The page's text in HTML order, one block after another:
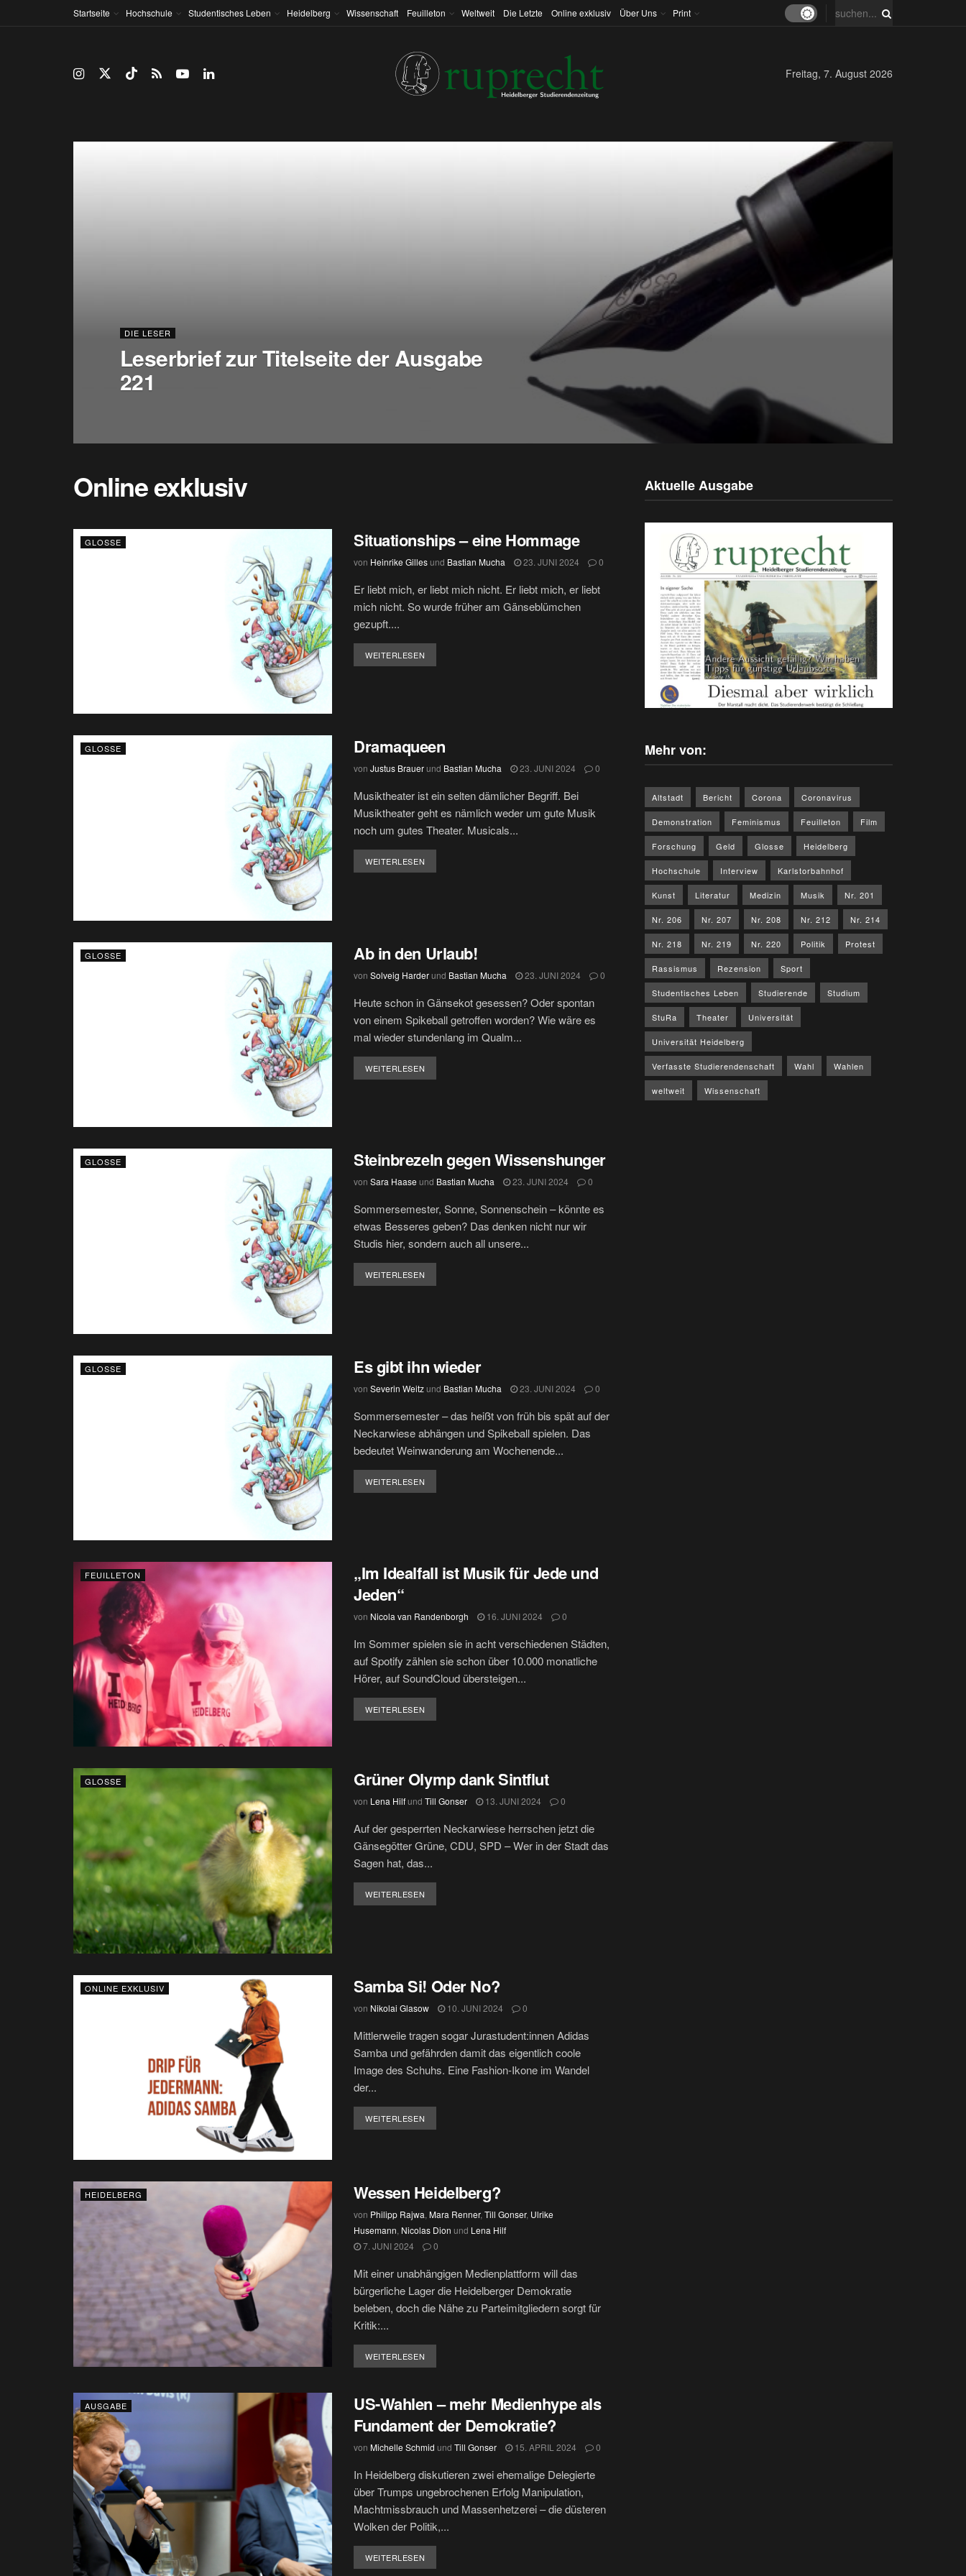
Startseite Hochschule Studentisches Leben Heidelberg Wissenschaft Feuilleton Weltweit Die Letzte Online exklusiv Über Uns Print
Freitag, 7. August 2026
DIE LESER
Leserbrief zur Titelseite der Ausgabe
221
Online exklusiv
GLOSSE Situationships – eine Hommage
von Heinrike Gillesund Bastian Mucha 23. JUNI 2024 0
Er liebt mich, er liebt mich nicht. Er liebt mich, er liebt
mich nicht. So wurde früher am Gänseblümchen
gezupft....
WEITERLESEN
GLOSSE Dramaqueen
von Justus Brauerund Bastian Mucha 23. JUNI 2024 0
Musiktheater ist ein selten dämlicher Begriff. Bei
Musiktheater geht es nämlich weder um gute Musik
noch um gutes Theater. Musicals...
WEITERLESEN
GLOSSE Ab in den Urlaub!
von Solveig Harderund Bastian Mucha 23. JUNI 2024 0
Heute schon in Gänsekot gesessen? Oder spontan
von einem Spikeball getroffen worden? Wie wäre es
mal wieder stundenlang im Qualm...
WEITERLESEN
GLOSSE Steinbrezeln gegen Wissenshunger
von Sara Haase und Bastian Mucha 23. JUNI 2024 0
Sommersemester, Sonne, Sonnenschein – könnte es
etwas Besseres geben? Das denken nicht nur wir
Studis hier, sondern auch all unsere...
WEITERLESEN
GLOSSE Es gibt ihn wieder
von Severin Weitzund Bastian Mucha 23. JUNI 2024 0
Sommersemester – das heißt von früh bis spät auf der
Neckarwiese abhängen und Spikeball spielen. Das
bedeutet Weinwanderung am Wochenende...
WEITERLESEN
FEUILLETON
„Im Idealfall ist Musik für Jede und
Jeden“
von Nicola van Randenborgh 16. JUNI 2024 0
Im Sommer spielen sie in acht verschiedenen Städten,
auf Spotify zählen sie schon über 10.000 monatliche
Hörer, auf SoundCloud übersteigen...
WEITERLESEN
GLOSSE Grüner Olymp dank Sintflut
von Lena Hilfund Till Gonser 13. JUNI 2024 0
Auf der gesperrten Neckarwiese herrschen jetzt die
Gänsegötter Grüne, CDU, SPD – Wer in der Stadt das
Sagen hat, das...
WEITERLESEN
ONLINE EXKLUSIV Samba Si! Oder No?
von Nikolai Glasow 10. JUNI 2024 0
Mittlerweile tragen sogar Jurastudent:innen Adidas
Samba und gefährden damit das eigentlich coole
Image des Schuhs. Eine Fashion-Ikone im Wandel
der...
WEITERLESEN
HEIDELBERG Wessen Heidelberg?
von Philipp Rajwa, Mara Renner, Till Gonser, Ulrike
Husemann, Nicolas Dion und Lena Hilf
7. JUNI 2024
0
Mit einer unabhängigen Medienplattform will das
bürgerliche Lager die Heidelberger Demokratie
beleben, doch die Nähe zu Parteimitgliedern sorgt für
Kritik:...
WEITERLESEN
AUSGABE
US-Wahlen – mehr Medienhype als
Fundament der Demokratie?
von Michelle Schmid und Till Gonser 15. APRIL 2024 0
In Heidelberg diskutieren zwei ehemalige Delegierte
über Trumps ungebrochenen Erfolg Manipulation,
Machtmissbrauch und Massenhetzerei – die düsteren
Wolken der Politik,...
WEITERLESEN
Aktuelle Ausgabe
Mehr von:
Altstadt Bericht Corona Coronavirus
Demonstration Feminismus Feuilleton Film
Forschung Geld Glosse Heidelberg
Hochschule Interview Karlstorbahnhof
Kunst Literatur Medizin Musik Nr. 201
Nr. 206 Nr. 207 Nr. 208 Nr. 212 Nr. 214
Nr. 218 Nr. 219 Nr. 220 Politik Protest
Rassismus Rezension Sport
Studentisches Leben Studierende Studium
StuRa Theater Universität
Universität Heidelberg
Verfasste Studierendenschaft Wahl Wahlen
weltweit Wissenschaft